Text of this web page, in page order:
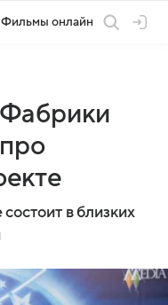
Фильмы онлайн
в близких